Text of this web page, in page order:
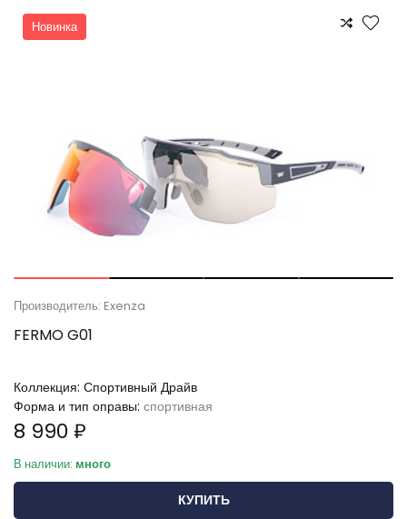
Новинка
Производитель: Exenza
FERMO G01
Коллекция: Спортивный Драйв
Форма и тип оправы: спортивная
8 990 ₽
В наличии: много
КУПИТЬ